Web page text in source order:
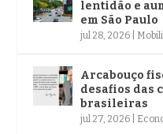
lentidão e
em São Paulo
jul 28, 2026
Arcabouço
desafios das
brasileiras
jul 27, 2026